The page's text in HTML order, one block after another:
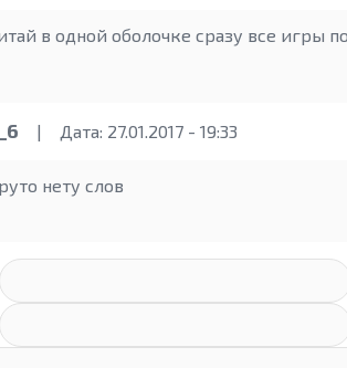
в одной оболочке сразу все игры
| Дата: 27.01.2017 - 19:33
нету слов